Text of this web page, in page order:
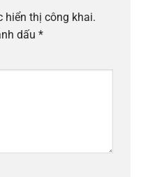
hiển thị công khai.
dấu *